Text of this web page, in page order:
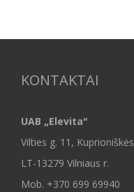
KONTAKTAI
UAB „Elevita"
Vilties g. 11, Kuprioniškės
LT-13279 Vilniaus r.
Mob. +370 699 69940